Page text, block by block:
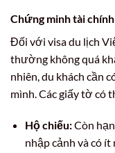
Chứng minh tài
Đối với visa du lịch
thường không quá
nhiên, du khách cần
mình. Các giấy tờ có
Hộ chiếu:Còn
nhập cảnh và có